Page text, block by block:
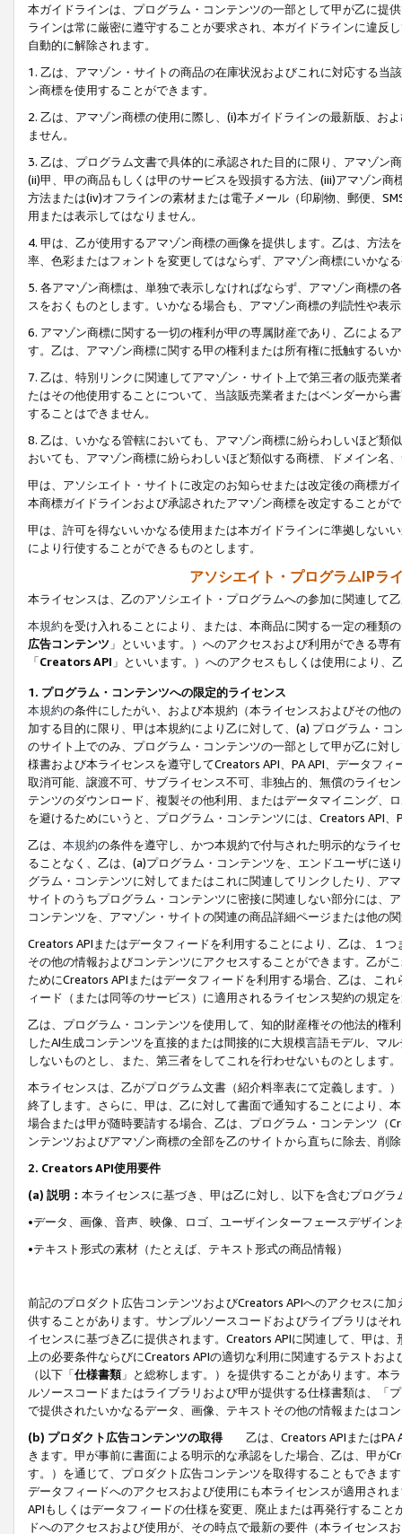
本ガイドラインは、プログラム・コンテンツの一部として甲が乙に提
ラインは常に厳密に遵守することが要求され、本ガイドラインに違反
自動的に解除されます。
1. 乙は、アマゾン・サイトの商品の在庫状況およびこれに対応する
ン商標を使用することができます。
2. 乙は、アマゾン商標の使用に際し、(i)本ガイドラインの最新版、お
ません。
3. 乙は、プログラム文書で具体的に承認された目的に限り、アマゾン
(ii)甲、甲の商品もしくは甲のサービスを毀損する方法、(iii)アマゾン
方法または(iv)オフラインの素材または電子メール（印刷物、郵便、
用または表示してはなりません。
4. 甲は、乙が使用するアマゾン商標の画像を提供します。乙は、方
率、色彩またはフォントを変更してはならず、アマゾン商標にいかな
5. 各アマゾン商標は、単独で表示しなければならず、アマゾン商標
スをおくものとします。いかなる場合も、アマゾン商標の判読性や表
6. アマゾン商標に関する一切の権利が甲の専属財産であり、乙による
す。乙は、アマゾン商標に関する甲の権利または所有権に抵触するい
7. 乙は、特別リンクに関連してアマゾン・サイト上で第三者の販売
たはその他使用することについて、当該販売業者またはベンダーから
することはできません。
8. 乙は、いかなる管轄においても、アマゾン商標に紛らわしいほど類
おいても、アマゾン商標に紛らわしいほど類似する商標、ドメイン名
甲は、アソシエイト・サイトに改定のお知らせまたは改定後の商標ガ
本商標ガイドラインおよび承認されたアマゾン商標を改定することが
甲は、許可を得ないいかなる使用または本ガイドラインに準拠しない
により行使することができるものとします。
アソシエイト・プログラムIPラ
本ライセンスは、乙のアソシエイト・プログラムへの参加に関連して
本規約を受け入れることにより、または、本商品に関する一定の種類
広告コンテンツ 」といいます。）へのアクセスおよび利用ができる専
「Creators API 」といいます。）へのアクセスもしくは使用により
1. プログラム・コンテンツへの限定的ライセンス
本規約の条件にしたがい、および本規約（本ライセンスおよびその他
加する目的に限り、甲は本規約により乙に対して、(a) プログラム・
のサイト上でのみ、プログラム・コンテンツの一部として甲が乙に対
様書および本ライセンスを遵守してCreators API、PA API、データフ
取消可能、譲渡不可、サブライセンス不可、非独占的、無償のライセ
テンツのダウンロード、複製その他利用、またはデータマイニング、
を避けるためにいうと、プログラム・コンテンツには、Creators API
乙は、 本規約の条件を遵守し、かつ本規約で付与された明示的なライ
ることなく、乙は、(a)プログラム・コンテンツを、エンドユーザに
グラム・コンテンツに対してまたはこれに関連してリンクしたり、ア
サイトのうちプログラム・コンテンツに密接に関連しない部分には、
コンテンツを、アマゾン・サイトの関連の商品詳細ページまたは他の
Creators APIまたはデータフィードを利用することにより、乙は、１
その他の情報およびコンテンツにアクセスすることができます。乙が
ためにCreators APIまたはデータフィードを利用する場合、乙は、こ
ィード（または同等のサービス）に適用されるライセンス契約の規定
乙は、プログラム・コンテンツを使用して、知的財産権その他法的権
したAI生成コンテンツを直接的または間接的に大規模言語モデル、マ
しないものとし、また、第三者をしてこれを行わせないものとします。
本ライセンスは、乙がプログラム文書（紹介料率表にて定義します。
終了します。さらに、甲は、乙に対して書面で通知することにより、
場合または甲が随時要請する場合、乙は、プログラム・コンテンツ（
ンテンツおよびアマゾン商標の全部を乙のサイトから直ちに除去、削
2. Creators API使用要件
(a) 説明： 本ライセンスに基づき、甲は乙に対し、以下を含むプログ
•データ、画像、音声、映像、ロゴ、ユーザインターフェースデザイ
•テキスト形式の素材（たとえば、テキスト形式の商品情報）
前記のプロダクト広告コンテンツおよびCreators APIへのアクセスに
供することがあります。サンプルソースコードおよびライブラリはそ
イセンスに基づき乙に提供されます。Creators APIに関連して、甲は
上の必要条件ならびにCreators APIの適切な利用に関連するテストお
（以下「仕様書類」と総称します。）を提供することがあります。本
ルソースコードまたはライブラリおよび甲が提供する仕様書類は、「
で提供されたいかなるデータ、画像、テキストその他の情報またはコ
(b) プロダクト広告コンテンツの取得
乙は、Creators APIまたはPA
きます。甲が事前に書面による明示的な承認をした場合、乙は、甲が
す。）を通じて、プロダクト広告コンテンツを取得することもできま
データフィードへのアクセスおよび使用にも本ライセンスが適用され
APIもしくはデータフィードの仕様を変更、廃止または再発行するこ
ドへのアクセスおよび使用が、その時点で最新の要件（本ライセン